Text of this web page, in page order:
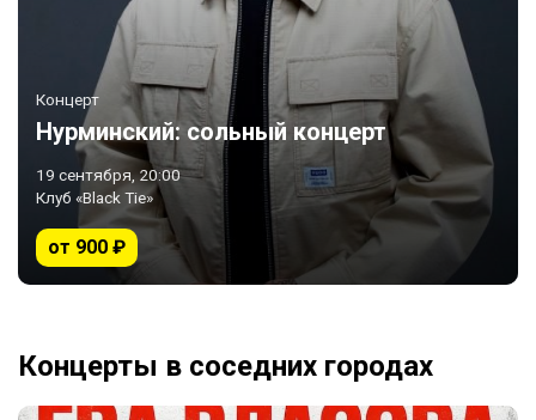
Концерт
Нурминский: сольный концерт
19 сентября, 20:00
Клуб «Black Tie»
от 900 ₽
Концерты в соседних городах